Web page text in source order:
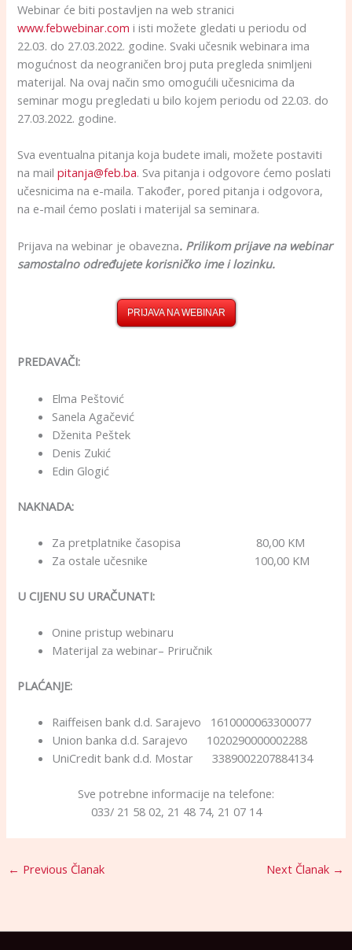
Webinar će biti postavljen na web stranici
www.febwebinar.com i isti možete gledati u periodu od
22.03. do 27.03.2022. godine. Svaki učesnik webinara ima
mogućnost da neograničen broj puta pregleda snimljeni
materijal. Na ovaj način smo omogućili učesnicima da
seminar mogu pregledati u bilo kojem periodu od 22.03. do
27.03.2022. godine.
Sva eventualna pitanja koja budete imali, možete postaviti
na mailpitanja@feb.ba. Sva pitanja i odgovore ćemo poslati
učesnicima na e-maila. Također, pored pitanja i odgovora,
na e-mail ćemo poslati i materijal sa seminara.
Prijava na webinar je obavezna. Prilikom prijave na webinar
samostalno određujete korisničko ime i lozinku.
PRIJAVA NA WEBINAR
PREDAVAČI:
Elma Peštović
Sanela Agačević
Dženita Peštek
Denis Zukić
Edin Glogić
NAKNADA:
Za pretplatnike časopisa 80,00 KM
Za ostale učesnike 100,00 KM
U CIJENU SU URAČUNATI:
Onine pristup webinaru
Materijal za webinar– Priručnik
PLAĆANJE:
Raiffeisen bank d.d. Sarajevo 1610000063300077
Union banka d.d. Sarajevo 1020290000002288
UniCredit bank d.d. Mostar 3389002207884134
Sve potrebne informacije na telefone:
033/ 21 58 02, 21 48 74, 21 07 14
← Previous Članak Next Članak →